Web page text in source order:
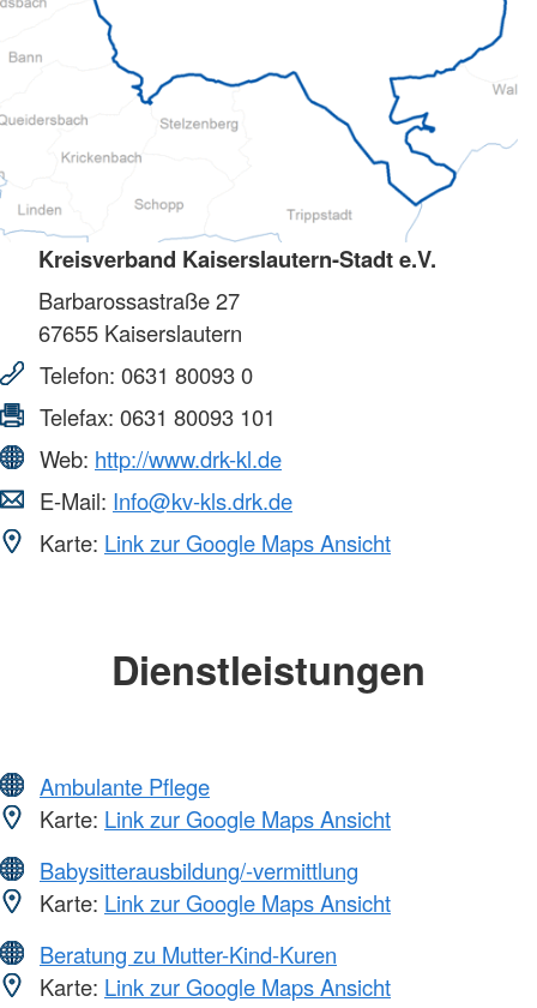
Kreisverband Kaiserslautern-Stadt e.V.
Barbarossastraße 27
67655 Kaiserslautern
Telefon: 0631 80093 0
Telefax: 0631 80093 101
Web: http://www.drk-kl.de
E-Mail: Info@kv-kls.drk.de
Karte: Link zur Google Maps Ansicht
Dienstleistungen
Ambulante Pflege
Karte: Link zur Google Maps Ansicht
Babysitterausbildung/-vermittlung
Karte: Link zur Google Maps Ansicht
Beratung zu Mutter-Kind-Kuren
Karte: Link zur Google Maps Ansicht